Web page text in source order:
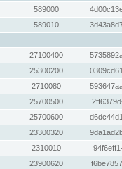
589000
589010
27100400
25300200
2710080
25700500
25700600
23300320
2310010
23900620